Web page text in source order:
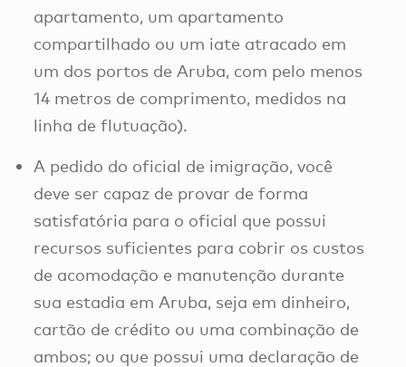
apartamento, um apartamento
compartilhado ou um iate atracado em
um dos portos de Aruba, com pelo menos
14 metros de comprimento, medidos na
linha de flutuação).
A pedido do oficial de imigração, você
deve ser capaz de provar de forma
satisfatória para o oficial que possui
recursos suficientes para cobrir os custos
de acomodação e manutenção durante
sua estadia em Aruba, seja em dinheiro,
cartão de crédito ou uma combinação de
ambos; ou que possui uma declaração de